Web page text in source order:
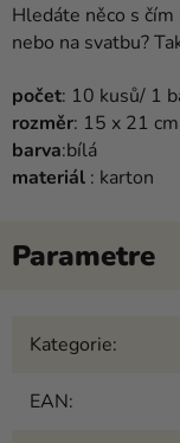
Hledáte něco s
nebo na svatbu?
počet: 10 kusů/ 1
rozměr: 15 x 21 cm
barva:bílá
materiál : karton
Kategorie:
EAN: